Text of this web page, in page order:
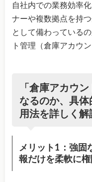
自社内での業務効率
ナーや複数拠点を持
として備わっている
ト管理（倉庫アカウ
「倉庫アカウン
なるのか、具
用法を詳しく解
メリット1：強固
報だけを柔軟に